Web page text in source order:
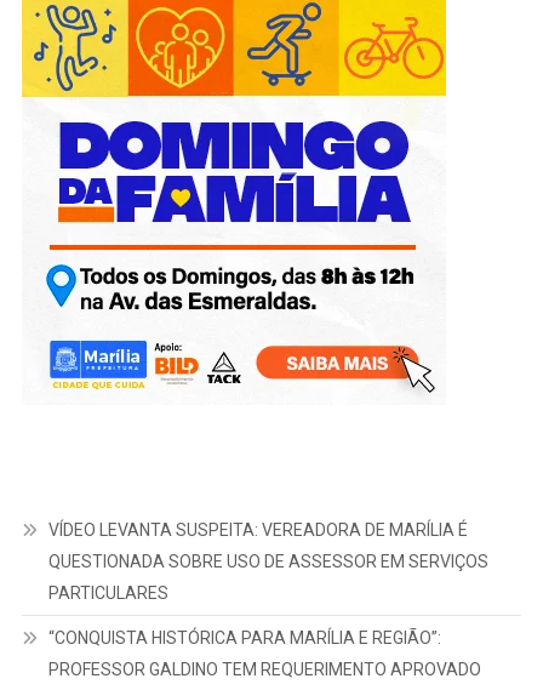
VÍDEO LEVANTA SUSPEITA: VEREADORA DE MARÍLIA É
QUESTIONADA SOBRE USO DE ASSESSOR EM SERVIÇOS
PARTICULARES
“CONQUISTA HISTÓRICA PARA MARÍLIA E REGIÃO”:
PROFESSOR GALDINO TEM REQUERIMENTO APROVADO